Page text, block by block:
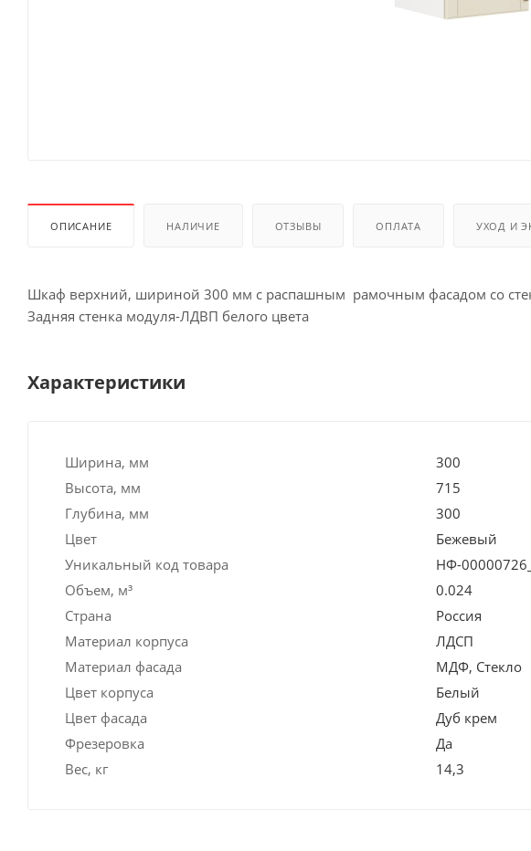
ОПИСАНИЕ НАЛИЧИЕ ОТЗЫВЫ ОПЛАТА УХОД И
Шкаф верхний, шириной 300 мм с распашным рамочным фасадом со
Задняя стенка модуля-ЛДВП белого цвета
Характеристики
Ширина, мм
300
Высота, мм
715
Глубина, мм
300
Цвет
Бежевый
Уникальный код товара
НФ-
Объем, м³
0.024
Страна
Россия
Материал корпуса
ЛДСП
Материал фасада
МДФ, Стекло
Цвет корпуса
Белый
Цвет фасада
Дуб крем
Фрезеровка
Да
Вес, кг
14,3